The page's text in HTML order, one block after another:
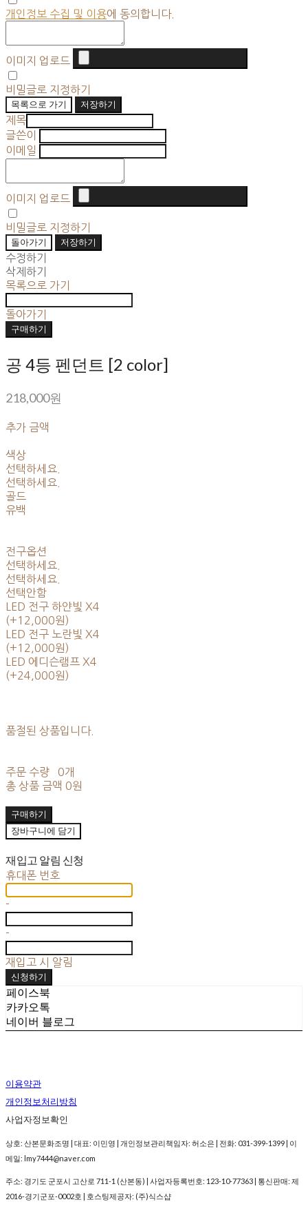
개인정보 수집 및 이용에 동의합니다.
이미지 업로드
비밀글로 지정하기
목록으로 가기
저장하기
제목
글쓴이
이메일
이미지 업로드
비밀글로 지정하기
돌아가기
저장하기
수정하기
삭제하기
목록으로 가기
돌아가기
구매하기
공 4등 펜던트 [2 color]
218,000원
추가 금액
색상
선택하세요.
선택하세요.
골드
유백
전구옵션
선택하세요.
선택하세요.
선택안함
LED 전구 하얀빛 X4
(+12,000원)
LED 전구 노란빛 X4
(+12,000원)
LED 에디슨램프 X4
(+24,000원)
품절된 상품입니다.
주문 수량
0개
총 상품 금액 0원
구매하기
장바구니에 담기
재입고 알림 신청
휴대폰 번호
-
-
재입고 시 알림
신청하기
페이스북
카카오톡
네이버 블로그
이용약관
개인정보처리방침
사업자정보확인
상호: 산본문화조명 | 대표: 이민영 | 개인정보관리책임자: 허소은 | 전화: 031-399-1399 | 이
메일: lmy7444@naver.com
주소: 경기도 군포시 고산로 711-1 (산본동) | 사업자등록번호: 123-10-77363 | 통신판매: 제
2016-경기군포-0002호 | 호스팅제공자: (주)식스샵